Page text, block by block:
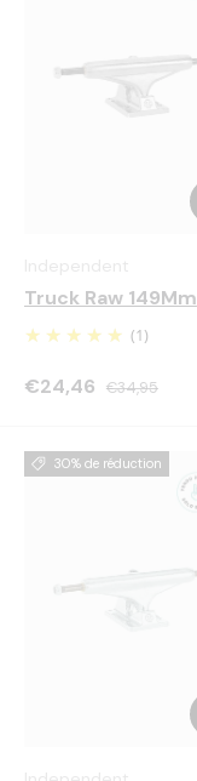
Truck Raw 149Mm
(1)
€24,46 €34,95
30% de réduction